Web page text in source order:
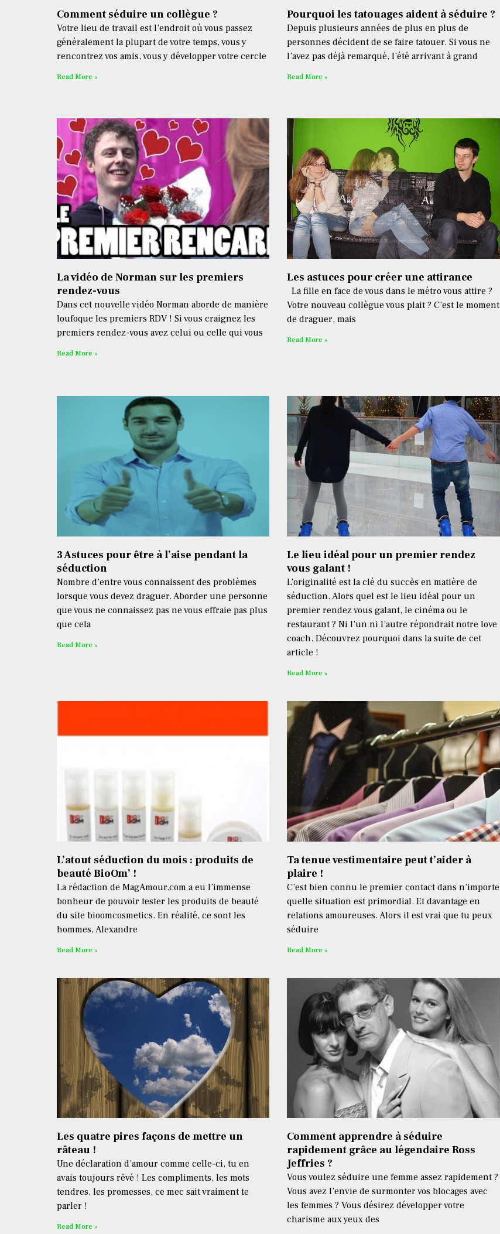
Comment séduire un collègue ?
Votre lieu de travail est l’endroit où vous passez
généralement la plupart de votre temps, vous y
rencontrez vos amis, vous y développer votre cercle
Read More »
Pourquoi les tatouages aident à séduire ?
Depuis plusieurs années de plus en plus de
personnes décident de se faire tatouer. Si vous ne
l’avez pas déjà remarqué, l’été arrivant à grand
Read More »
La vidéo de Norman sur les premiers
rendez-vous
Dans cet nouvelle vidéo Norman aborde de manière
loufoque les premiers RDV ! Si vous craignez les
premiers rendez-vous avez celui ou celle qui vous
Read More »
Les astuces pour créer une attirance
La fille en face de vous dans le métro vous attire ?
Votre nouveau collègue vous plait ? C’est le moment
de draguer, mais
Read More »
3 Astuces pour être à l’aise pendant la
séduction
Nombre d’entre vous connaissent des problèmes
lorsque vous devez draguer. Aborder une personne
que vous ne connaissez pas ne vous effraie pas plus
que cela
Read More »
Le lieu idéal pour un premier rendez
vous galant !
L’originalité est la clé du succès en matière de
séduction. Alors quel est le lieu idéal pour un
premier rendez vous galant, le cinéma ou le
restaurant ? Ni l’un ni l’autre répondrait notre love
coach. Découvrez pourquoi dans la suite de cet
article !
Read More »
L’atout séduction du mois : produits de
beauté BioOm’ !
La rédaction de MagAmour.com a eu l’immense
bonheur de pouvoir tester les produits de beauté
du site bioomcosmetics. En réalité, ce sont les
hommes, Alexandre
Read More »
Ta tenue vestimentaire peut t’aider à
plaire !
C’est bien connu le premier contact dans n’importe
quelle situation est primordial. Et davantage en
relations amoureuses. Alors il est vrai que tu peux
séduire
Read More »
Les quatre pires façons de mettre un
râteau !
Une déclaration d’amour comme celle-ci, tu en
avais toujours rêvé ! Les compliments, les mots
tendres, les promesses, ce mec sait vraiment te
parler !
Read More »
Comment apprendre à séduire
rapidement grâce au légendaire Ross
Jeffries ?
Vous voulez séduire une femme assez rapidement ?
Vous avez l’envie de surmonter vos blocages avec
les femmes ? Vous désirez développer votre
charisme aux yeux des